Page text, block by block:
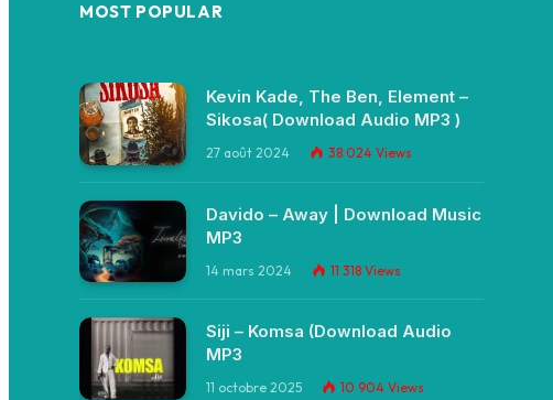
MOST POPULAR
Kevin Kade, The Ben, Element –
Sikosa( Download Audio MP3 )
27 août 2024 38 024 Views
Davido – Away | Download Music
MP3
14 mars 2024 11 318 Views
Siji – Komsa (Download Audio
MP3
11 octobre 2025 10 904 Views